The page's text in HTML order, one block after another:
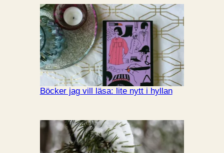
Böcker jag vill läsa: lite nytt i hyllan